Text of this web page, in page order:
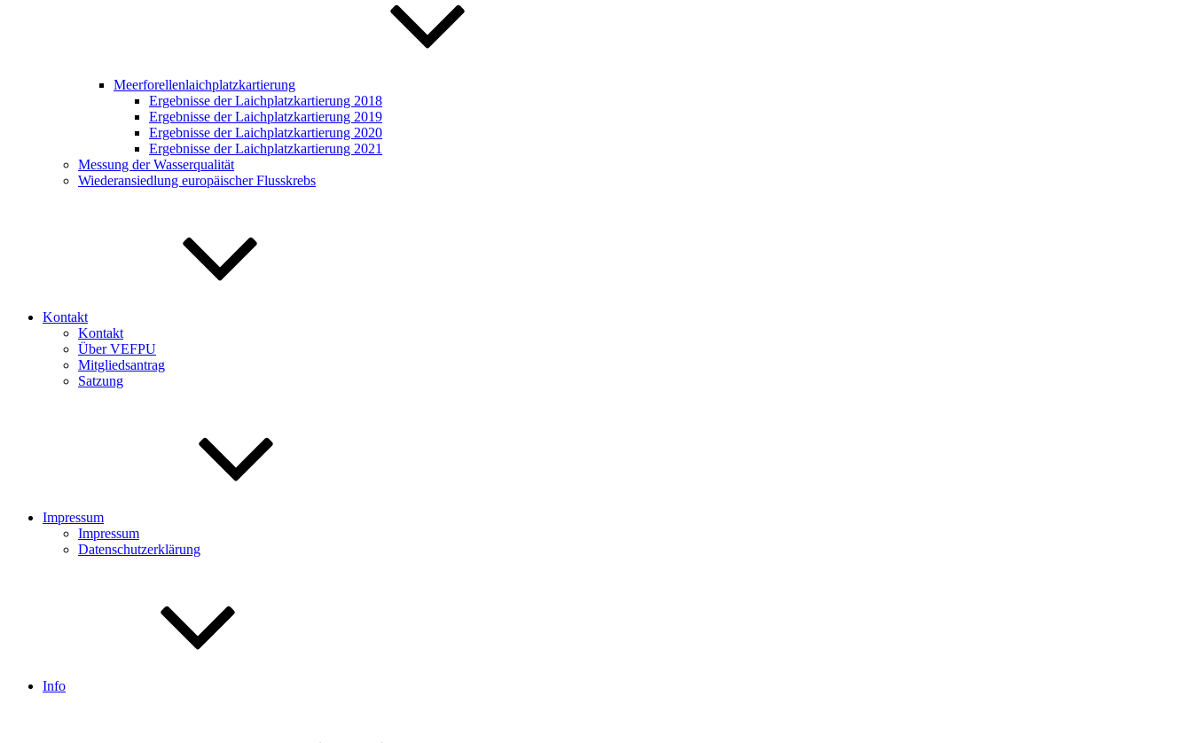
Meerforellenlaichplatzkartierung
Ergebnisse der Laichplatzkartierung 2018
Ergebnisse der Laichplatzkartierung 2019
Ergebnisse der Laichplatzkartierung 2020
Ergebnisse der Laichplatzkartierung 2021
Messung der Wasserqualität
Wiederansiedlung europäischer Flusskrebs
Kontakt
Kontakt
Über VEFPU
Mitgliedsantrag
Satzung
Impressum
Impressum
Datenschutzerklärung
Info